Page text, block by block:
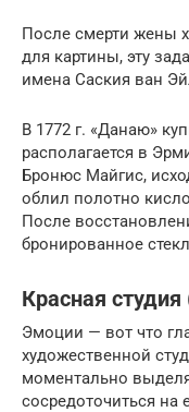
После смерти жены
для картины, эту
имена Саския ван
В 1772 г. «Данаю»
располагается в
Бронюс Майгис,
облил полотно
После
бронированное
Красная студия
Эмоции — вот что
художественной
моментально
сосредоточиться на